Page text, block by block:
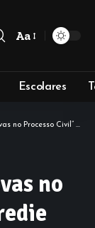
Font
Aa
Escolares
Civil” por Fredie Didier Jr.
no